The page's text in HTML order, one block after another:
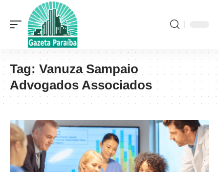
Tag: Vanuza Sampaio
Advogados Associados